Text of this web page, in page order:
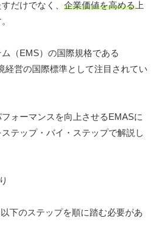
だけでなく、 企業価値を高める 上
（EMS）の国際規格である
経営の国際標準として注目されてい
ォーマンスを向上させるEMASに
テップ・バイ・ステップで解説し
下のステップを順に踏む必要があ